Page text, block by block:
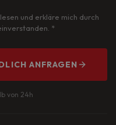
und erkläre mich durch
*
ANFRAGEN
von 24h